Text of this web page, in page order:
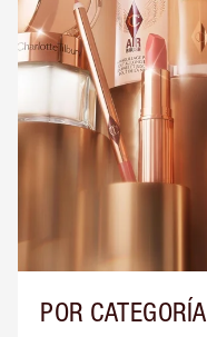
POR CATEGORÍA